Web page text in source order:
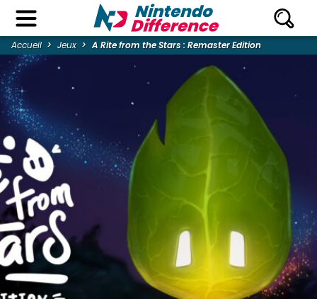
Accueil Jeux A Rite from the Stars : Remaster Edition